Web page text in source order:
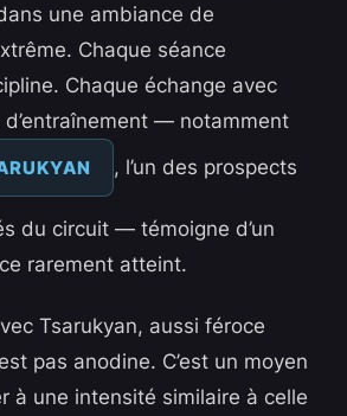
une ambiance de
Chaque séance
Chaque échange avec
— notamment
, l’un des prospects
du circuit — témoigne d’un
rarement atteint.
Tsarukyan, aussi féroce
pas anodine. C’est un moyen
à une intensité similaire à celle